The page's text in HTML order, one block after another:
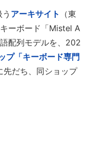
アーキサイト
（東
ーボード「Mistel A
配列モデルを、202
プ「キーボード専門
先だち、同ショップ